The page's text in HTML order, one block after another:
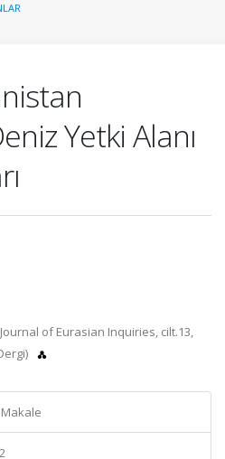
Yetki Alanı
of Eurasian Inquiries, cilt.13,
2